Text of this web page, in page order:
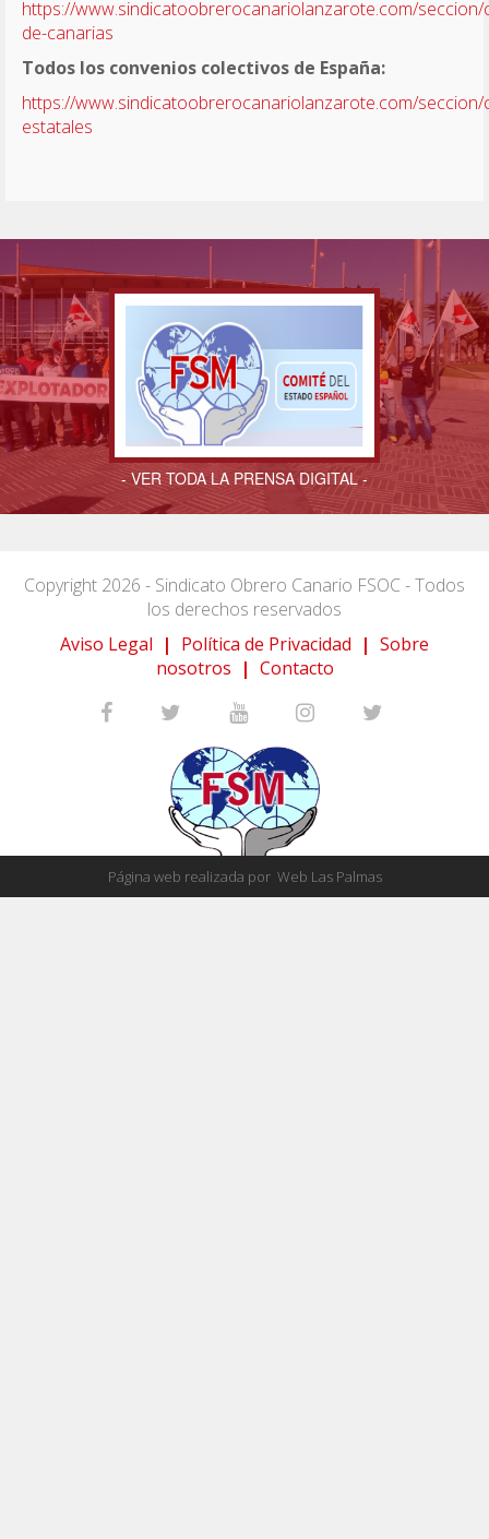
https://www.sindicatoobrerocanariolanzarote.com/
de-canarias
Todos los convenios colectivos de España:
https://www.sindicatoobrerocanariolanzarote.com/
estatales
- VER TODA LA PRENSA DIGITAL -
Copyright 2026 - Sindicato Obrero Canario FSOC - Todos
los derechos reservados
Aviso Legal | Política de Privacidad | Sobre
nosotros | Contacto
Página web realizada por Web Las Palmas